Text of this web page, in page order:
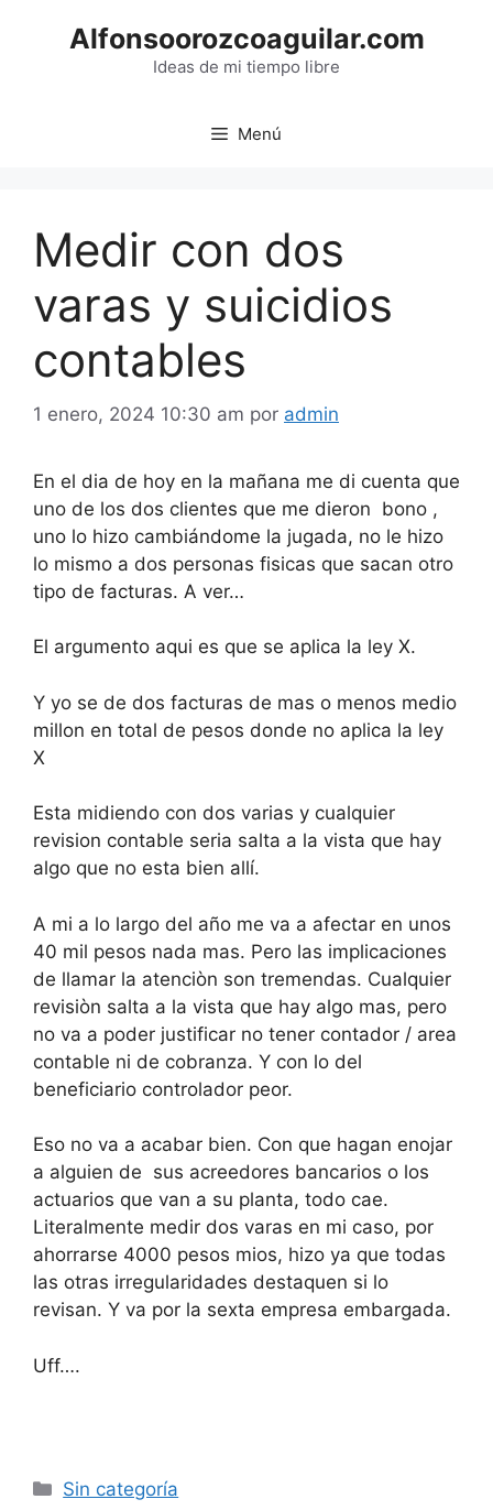
Alfonsoorozcoaguilar.com
Ideas de mi tiempo libre
Menú
Medir con dos
varas y suicidios
contables
1 enero, 2024 10:30 am por admin
En el dia de hoy en la mañana me di cuenta que
uno de los dos clientes que me dieron bono ,
uno lo hizo cambiándome la jugada, no le hizo
lo mismo a dos personas fisicas que sacan otro
tipo de facturas. A ver…
El argumento aqui es que se aplica la ley X.
Y yo se de dos facturas de mas o menos medio
millon en total de pesos donde no aplica la ley
X
Esta midiendo con dos varias y cualquier
revision contable seria salta a la vista que hay
algo que no esta bien allí.
A mi a lo largo del año me va a afectar en unos
40 mil pesos nada mas. Pero las implicaciones
de llamar la atenciòn son tremendas. Cualquier
revisiòn salta a la vista que hay algo mas, pero
no va a poder justificar no tener contador / area
contable ni de cobranza. Y con lo del
beneficiario controlador peor.
Eso no va a acabar bien. Con que hagan enojar
a alguien de sus acreedores bancarios o los
actuarios que van a su planta, todo cae.
Literalmente medir dos varas en mi caso, por
ahorrarse 4000 pesos mios, hizo ya que todas
las otras irregularidades destaquen si lo
revisan. Y va por la sexta empresa embargada.
Uff….
Categorías
Sin categoría